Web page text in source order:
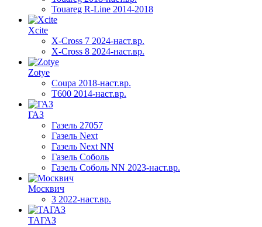
Touareg R-Line 2014-2018
Xcite
X-Cross 7 2024-наст.вр.
X-Cross 8 2024-наст.вр.
Zotye
Coupa 2018-наст.вр.
T600 2014-наст.вр.
ГАЗ
Газель 27057
Газель Next
Газель Next NN
Газель Соболь
Газель Соболь NN 2023-наст.вр.
Москвич
3 2022-наст.вр.
ТАГАЗ